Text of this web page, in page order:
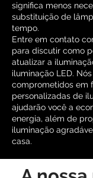
significa menos
substituição de
tempo.
Entre em contato
para discutir como
atualizar a
iluminação LED.
comprometidos em
personalizadas de
ajudarão você a
energia, além de
iluminação
casa.